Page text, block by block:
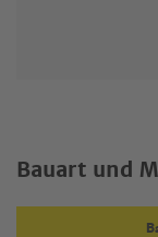
Bauart und